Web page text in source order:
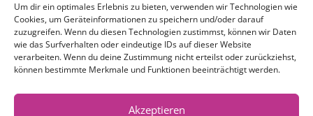
Um dir ein optimales Erlebnis zu bieten, verwenden wir Technologien wie
Cookies, um Geräteinformationen zu speichern und/oder darauf
zuzugreifen. Wenn du diesen Technologien zustimmst, können wir Daten
wie das Surfverhalten oder eindeutige IDs auf dieser Website
verarbeiten. Wenn du deine Zustimmung nicht erteilst oder zurückziehst,
können bestimmte Merkmale und Funktionen beeinträchtigt werden.
Akzeptieren
Kontakt Impressum Datenschutzerklärung
Cookie-Richtlinie (EU)